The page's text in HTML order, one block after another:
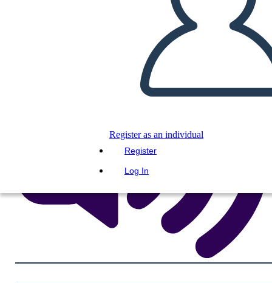
Register as an individual
Register
Log In
READ TO ME